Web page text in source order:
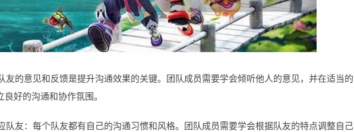
友的意见和反馈是提升沟通效果的关键。团队成员需要学会倾听他人的意见，并在适当的
好的沟通和协作氛围。
队友：每个队友都有自己的沟通习惯和风格。团队成员需要学会根据队友的特点调整自己